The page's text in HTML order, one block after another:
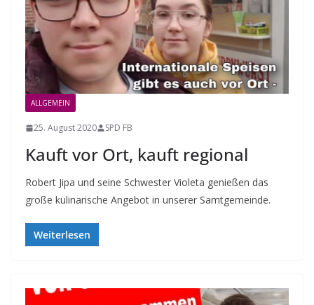
ALLGEMEIN
25. August 2020 SPD FB
Kauft vor Ort, kauft regional
Robert Jipa und seine Schwester Violeta genießen das
große kulinarische Angebot in unserer Samtgemeinde.
Weiterlesen